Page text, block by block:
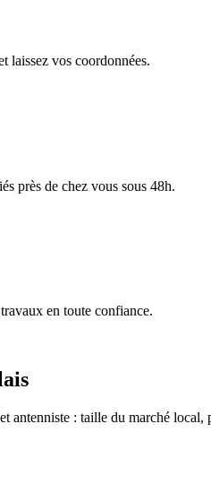
laissez vos coordonnées.
près de chez vous sous 48h.
en toute confiance.
antenniste : taille du marché